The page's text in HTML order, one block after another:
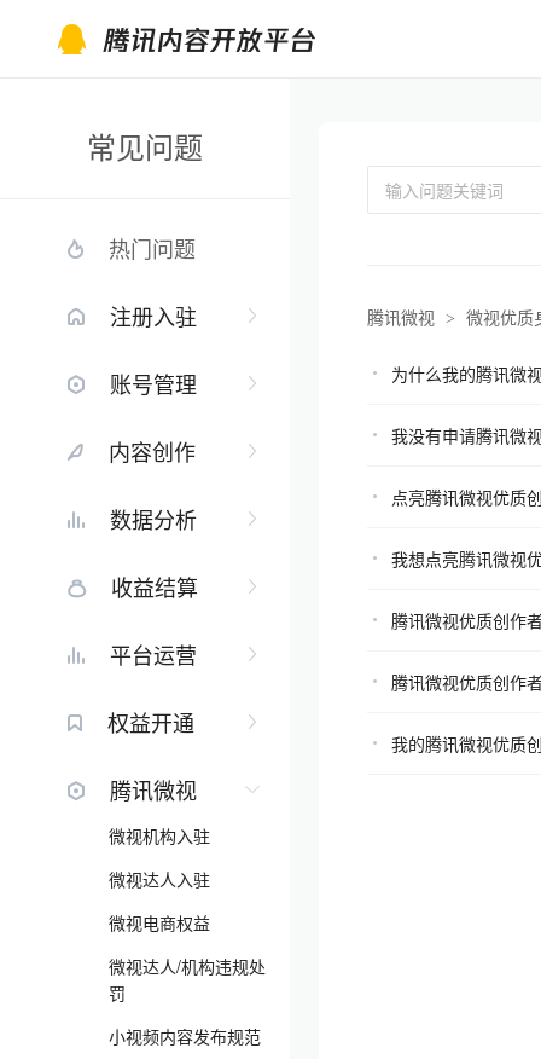
常见问题
热门问题
注册入驻
账号管理
内容创作
数据分析
收益结算
平台运营
权益开通
腾讯微视
微视机构入驻
微视达人入驻
微视电商权益
微视达人/机构违规处
罚
小视频内容发布规范
输入问题关键词
腾讯微视 > 微视优质
为什么我的腾讯微
我没有申请腾讯微
点亮腾讯微视优质
我想点亮腾讯微视
腾讯微视优质创作
腾讯微视优质创作
我的腾讯微视优质